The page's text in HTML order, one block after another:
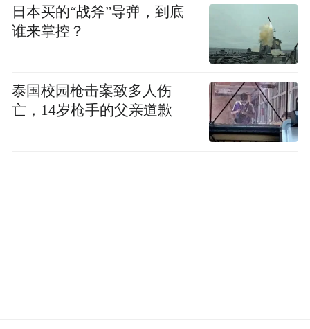
日本买的“战斧”导弹，到底
谁来掌控？
泰国校园枪击案致多人伤
亡，14岁枪手的父亲道歉